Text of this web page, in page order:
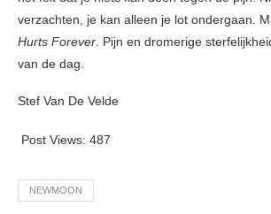
verzachten, je kan alleen je lot ondergaan.
Hurts Forever . Pijn en dromerige
van de dag.
Stef Van De Velde
Post Views: 487
NEWMOON